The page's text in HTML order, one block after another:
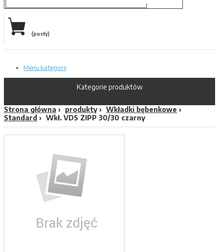
(pusty)
Menu kategorii
Kategorie produktów
Strona główna produkty
Wkładki bębenkowe
Standard
Wkł. VDS ZIPP 30/30 czarny